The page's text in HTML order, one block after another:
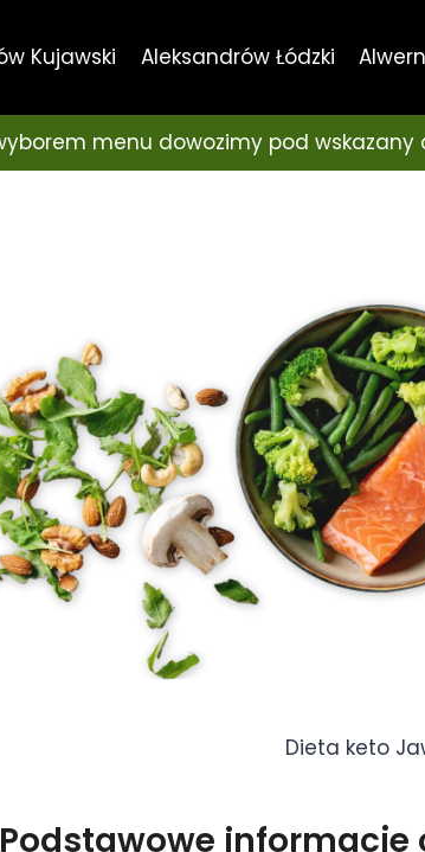
Kujawski Aleksandrów Łódzki
menu dowozimy pod wskazany
Dieta keto
Podstawowe informacje